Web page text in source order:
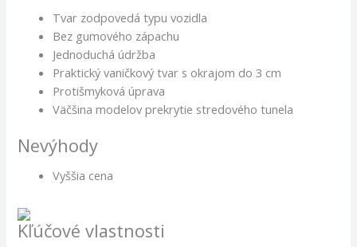
Tvar zodpovedá typu vozidla
Bez gumového zápachu
Jednoduchá údržba
Praktický vaničkový tvar s okrajom do 3 cm
Protišmyková úprava
Väčšina modelov prekrytie stredového tunela
Nevýhody
Vyššia cena
Kľúčové vlastnosti